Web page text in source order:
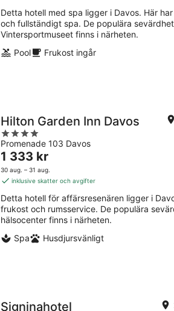
natt
Detta hotell med spa ligger i Davos. Här
och fullständigt spa. De populära
Vintersportmuseet finns i närheten.
Pool
Frukost ingår
Hilton Garden Inn Davos
4
out
of
5
Promenade 103 Davos
Priset
är
1 333 kr
natt
1 333 kr
30 aug. – 31 aug.
inklusive skatter och avgifter
Detta hotell för affärsresenären ligger i
frukost och rumsservice. De populära
hälsocenter finns i närheten.
Spa
Husdjursvänligt
Signinahotel